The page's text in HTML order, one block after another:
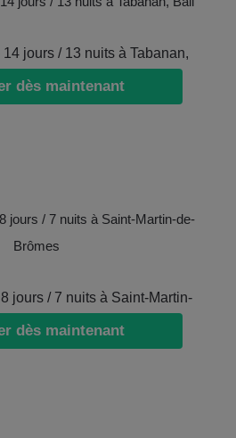
jours / 13 nuits à Tabanan,
Bali
dès maintenant
jours / 7 nuits à Saint-Martin-
de-Brômes
dès maintenant